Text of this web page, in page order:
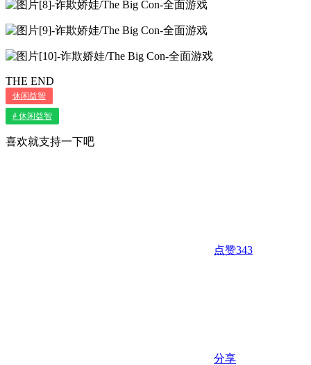
THE END
休闲益智
# 休闲益智
喜欢就支持一下吧
点赞343
分享